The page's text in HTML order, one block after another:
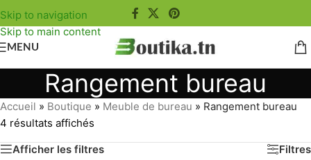
Skip to navigation
Skip to main content
MENU
Rangement bureau
Accueil » Boutique » Meuble de bureau » Rangement bureau
4 résultats affichés
Afficher les filtres
Filtres